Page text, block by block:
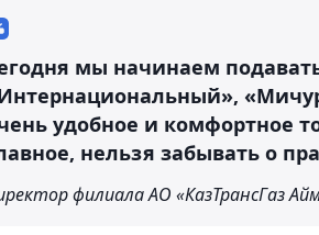
мы начинаем
удобное и комфортное
нельзя забывать о
филиала АО «КазТрансГаз